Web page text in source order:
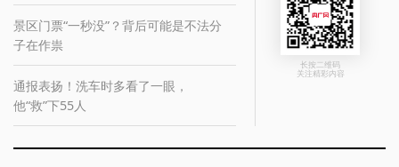
景区门票“一秒没”？背后可能是不法分
子在作祟
通报表扬！洗车时多看了一眼，
他“救”下55人
长按二维码
关注精彩内容